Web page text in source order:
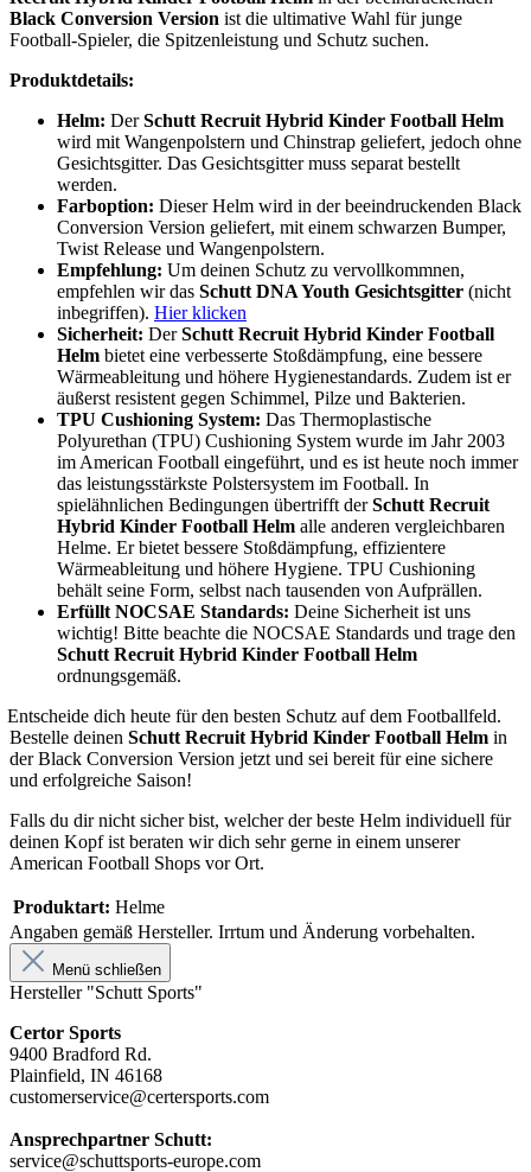
Black Conversion Version ist die ultimative Wahl für junge
Football-Spieler, die Spitzenleistung und Schutz suchen.
Produktdetails:
Helm: DerSchutt Recruit Hybrid Kinder Football Helm
wird mit Wangenpolstern und Chinstrap geliefert, jedoch ohne
Gesichtsgitter. Das Gesichtsgitter muss separat bestellt
werden.
Farboption: Dieser Helm wird in der beeindruckenden Black
Conversion Version geliefert, mit einem schwarzen Bumper,
Twist Release und Wangenpolstern.
Empfehlung: Um deinen Schutz zu vervollkommnen,
empfehlen wir das Schutt DNA Youth Gesichtsgitter (nicht
inbegriffen). Hier klicken
Sicherheit: DerSchutt Recruit Hybrid Kinder Football
Helm bietet eine verbesserte Stoßdämpfung, eine bessere
Wärmeableitung und höhere Hygienestandards. Zudem ist er
äußerst resistent gegen Schimmel, Pilze und Bakterien.
TPU Cushioning System: Das Thermoplastische
Polyurethan (TPU) Cushioning System wurde im Jahr 2003
im American Football eingeführt, und es ist heute noch immer
das leistungsstärkste Polstersystem im Football. In
spielähnlichen Bedingungen übertrifft derSchutt Recruit
Hybrid Kinder Football Helm alle anderen vergleichbaren
Helme. Er bietet bessere Stoßdämpfung, effizientere
Wärmeableitung und höhere Hygiene. TPU Cushioning
behält seine Form, selbst nach tausenden von Aufprällen.
Erfüllt NOCSAE Standards: Deine Sicherheit ist uns
wichtig! Bitte beachte die NOCSAE Standards und trage den
Schutt Recruit Hybrid Kinder Football Helm
ordnungsgemäß.
Entscheide dich heute für den besten Schutz auf dem Footballfeld.
Bestelle deinen Schutt Recruit Hybrid Kinder Football Helm in
der Black Conversion Version jetzt und sei bereit für eine sichere
und erfolgreiche Saison!
Falls du dir nicht sicher bist, welcher der beste Helm individuell für
deinen Kopf ist beraten wir dich sehr gerne in einem unserer
American Football Shops vor Ort.
Produktart: Helme
Angaben gemäß Hersteller. Irrtum und Änderung vorbehalten.
Menü schließen
Hersteller "Schutt Sports"
Certor Sports
9400 Bradford Rd.
Plainfield, IN 46168
customerservice@certersports.com
Ansprechpartner Schutt:
service@schuttsports-europe.com